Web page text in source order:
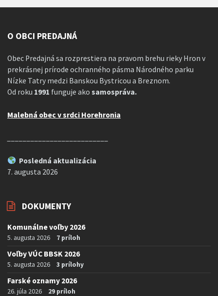
O OBCI PREDAJNÁ
Obec Predajná sa rozprestiera na pravom brehu rieky Hron v
prekrásnej prírode ochranného pásma Národného parku
Nízke Tatry medzi Banskou Bystricou a Breznom.
Od roku 1991 funguje ako samospráva.
Malebná obec v srdci Horehronia
Posledná aktualizácia
7. augusta 2026
DOKUMENTY
Komunálne voľby 2026
5. augusta 2026 7 príloh
Voľby VÚC BBSK 2026
5. augusta 2026 3 prílohy
Farské oznamy 2026
26. júla 2026 29 príloh